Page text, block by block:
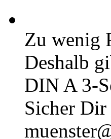
Zu wenig
Deshalb
DIN A 3-
Sicher